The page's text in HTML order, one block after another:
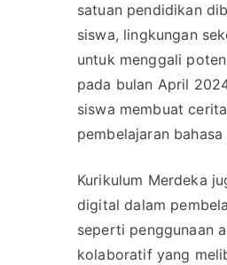
satuan pendidikan
siswa, lingkungan
untuk menggali
pada bulan April
siswa membuat
pembelajaran
Kurikulum Merdeka
digital dalam
seperti penggunaan
kolaboratif yang